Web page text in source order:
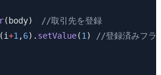
(body)
//取引先を登録
+1 ,6). setValue(1 )
//登録済みフラ